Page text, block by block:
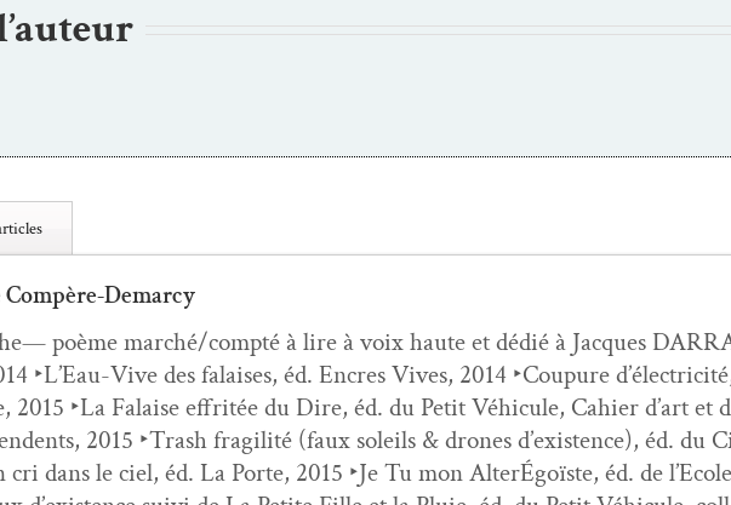
Demarcy
poème marché/compté à lire à voix haute et dédié à Jacques
‣L’Eau-Vive des falais­es, éd. Encres Vives, 2014 ‣Coupure
2015 ‣La Falaise effritée du Dire, éd. du Petit Véhicule, Cahi­er d’art et
2015 ‣Trash fragilité (faux soleils & drones d’ex­is­tence), éd. du
cri dans le ciel, éd. La Porte, 2015 ‣Je Tu mon AlterÉ­goïste, éd. de